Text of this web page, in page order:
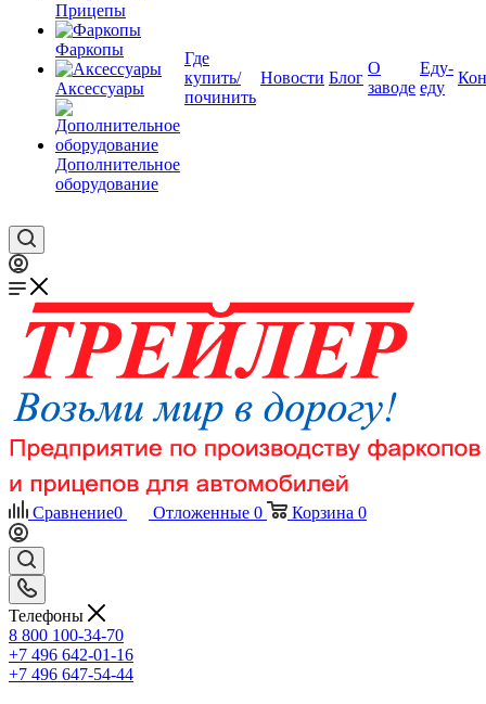
Прицепы
Фаркопы
Аксессуары
Дополнительное
оборудование
Где
купить/
починить
Новости Блог
О
заводе
Еду-
еду
Сравнение0 Отложенные 0 Корзина 0
Телефоны
8 800 100-34-70
+7 496 642-01-16
+7 496 647-54-44